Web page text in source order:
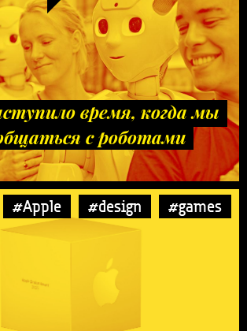
время, когда мы
с роботами
#Apple #design #games